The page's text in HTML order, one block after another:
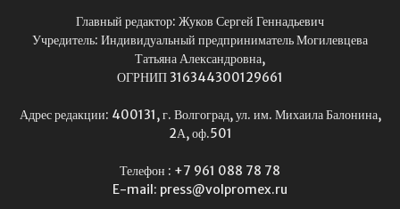
Главный редактор: Жуков Сергей Геннадьевич
Учредитель: Индивидуальный предприниматель Могилевцева
Татьяна Александровна,
ОГРНИП 316344300129661
Адрес редакции: 400131, г. Волгоград, ул. им. Михаила Балонина,
2А, оф.501
Телефон : +7 961 088 78 78
E-mail: press@volpromex.ru